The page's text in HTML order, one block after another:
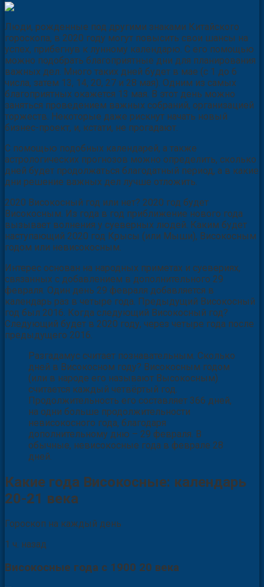
Люди, рожденные под другими знаками Китайского
гороскопа, в 2020 году могут повысить свои шансы на
успех, прибегнув к лунному календарю. С его помощью
можно подобрать благоприятные дни для планирования
важных дел. Много таких дней будет в мае (с 1 до 6
числа, затем 13, 14, 20, 27 и 28 мая). Одним из самых
благоприятных окажется 13 мая. В этот день можно
заняться проведением важных собраний, организацией
торжеств. Некоторые даже рискнут начать новый
бизнес-проект, и, кстати, не прогадают.
С помощью подобных календарей, а также
астрологических прогнозов можно определить, сколько
дней будет продолжаться благодатный период, а в какие
дни решение важных дел лучше отложить.
2020 Високосный год или нет? 2020 год будет
Високосным. Из года в год приближение нового года
вызывает волнения у суеверных людей. Каким будет
наступающий 2020 год Крысы (или Мыши), Високосным
годом или невисокосным.
Интерес основан на народных приметах и суевериях,
связанных с добавлением в дополнительного 29
февраля. Один день 29 февраля добавляется в
календарь раз в четыре года. Предыдущий Високосный
год был 2016. Когда следующий Високосный год?
Следующий будет в 2020 году, через четыре года после
предыдущего 2016.
Разгадамус считает познавательным. Сколько
дней в Високосном году? Високосным годом
(или в народе его называют Высокосным)
считается каждый четвёртый год.
Продолжительность его составляет 366 дней,
на одни больше продолжительности
невисокосного года, благодаря
дополнительному дню – 29 февраля. В
обычные, невисокосные года в феврале 28
дней.
Какие года Високосные: календарь
20-21 века
Гороскоп на каждый день
1 ч. назад
Високосные года с 1900 20 века